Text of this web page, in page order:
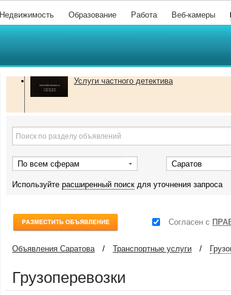
Недвижимость Образование Работа Веб-камеры
Услуги частного детектива
По всем сферам Саратов
Используйте расширенный поиск для уточнения запроса
Согласен с
Объявления Саратова / Транспортные услуги /
Грузоперевозки